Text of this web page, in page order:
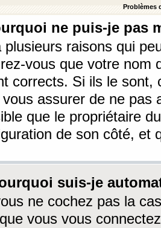
Problèmes
ne puis-je pas
plusieurs raisons qui
vous que votre nom
corrects. Si ils le sont,
vous assurer de ne pas
que le propriétaire
de son côté, et
suis-je
ne cochez pas la
vous vous